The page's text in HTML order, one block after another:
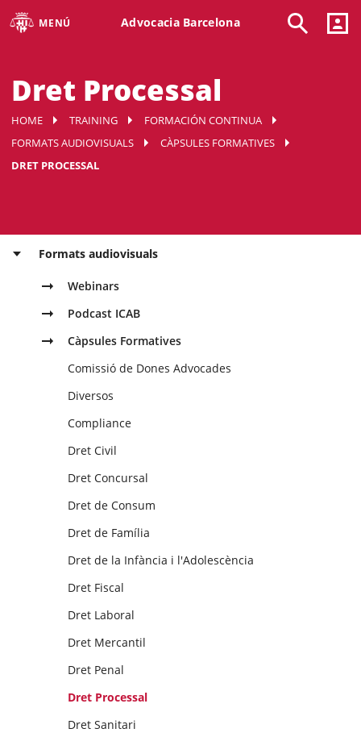
MENÚ Advocacia Barcelona
Dret Processal
HOME TRAINING
FORMACIÓN CONTINUA
FORMATS AUDIOVISUALS
CÀPSULES FORMATIVES
DRET PROCESSAL
Formats audiovisuals
Webinars
Podcast ICAB
Càpsules Formatives
Comissió de Dones Advocades
Diversos
Compliance
Dret Civil
Dret Concursal
Dret de Consum
Dret de Família
Dret de la Infància i l'Adolescència
Dret Fiscal
Dret Laboral
Dret Mercantil
Dret Penal
Dret Processal
Dret Sanitari